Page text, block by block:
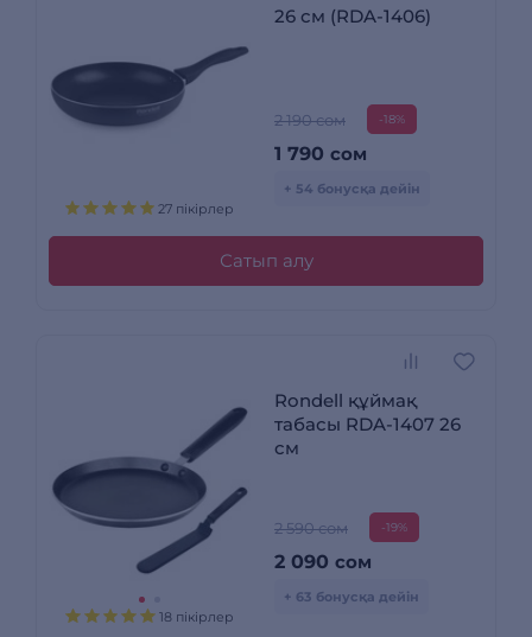
27 пікірлер
26 см (RDA-1406)
2 190 сом -18%
1 790 сом
+ 54 бонусқа дейін
Сатып алу
18 пікірлер
Rondell құймақ
табасы RDA-1407 26
см
2 590 сом -19%
2 090 сом
+ 63 бонусқа дейін